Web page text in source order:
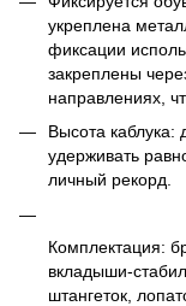
укреплена
фиксации
закреплены
направлениях,
Высота каблука:
удерживать
личный рекорд.
Комплектация:
вкладыши-
штангеток,